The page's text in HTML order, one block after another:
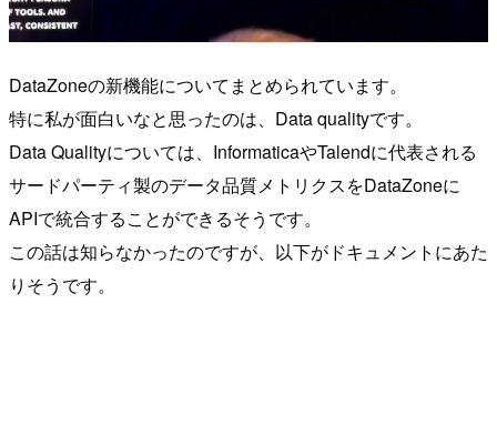
DataZoneの新機能についてまとめられています。
特に私が面白いなと思ったのは、Data qualityです。
Data Qualityについては、InformaticaやTalendに代表される
サードパーティ製のデータ品質メトリクスをDataZoneに
APIで統合することができるそうです。
この話は知らなかったのですが、以下がドキュメントにあた
りそうです。